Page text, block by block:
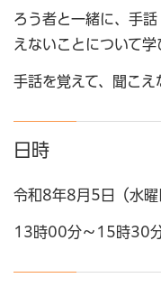
ろう者と一緒に、手
えないことについて学
手話を覚えて、聞こえ
日時
令和8年8月5日（水曜
13時00分～15時30